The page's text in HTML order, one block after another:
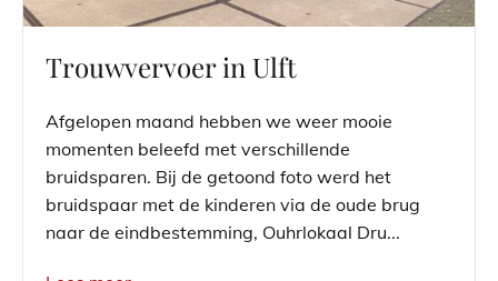
Trouwvervoer in Ulft
Afgelopen maand hebben we weer mooie
momenten beleefd met verschillende
bruidsparen. Bij de getoond foto werd het
bruidspaar met de kinderen via de oude brug
naar de eindbestemming, Ouhrlokaal Dru...